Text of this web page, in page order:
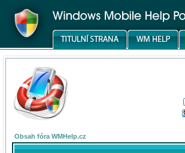
Obsah fóra WMHelp.cz